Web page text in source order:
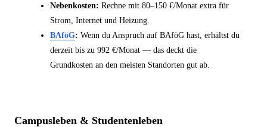
Nebenkosten: Rechne mit 80–150 €/Monat extra für
Strom, Internet und Heizung.
BAföG: Wenn du Anspruch auf BAföG hast, erhältst du
derzeit bis zu 992 €/Monat — das deckt die
Grundkosten an den meisten Standorten gut ab.
Campusleben & Studentenleben